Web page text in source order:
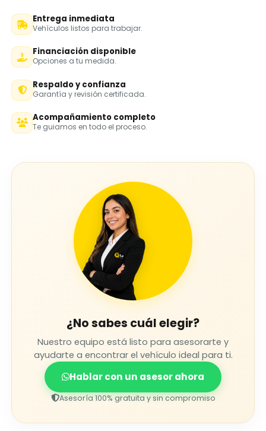
Entrega inmediata
Vehículos listos para trabajar.
Financiación disponible
Opciones a tu medida.
Respaldo y confianza
Garantía y revisión certificada.
Acompañamiento completo
Te guiamos en todo el proceso.
¿No sabes cuál elegir?
Nuestro equipo está listo para asesorarte y
ayudarte a encontrar el vehículo ideal para ti.
Hablar con un asesor ahora
Asesoría 100% gratuita y sin compromiso